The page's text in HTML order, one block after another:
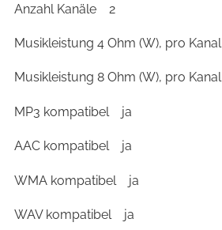
Anzahl Kanäle 2
Musikleistung 4 Ohm (W), pro Kanal
Musikleistung 8 Ohm (W), pro Kanal
MP3 kompatibel ja
AAC kompatibel ja
WMA kompatibel ja
WAV kompatibel ja